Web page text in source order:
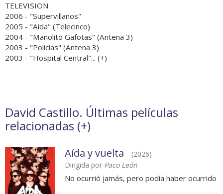
TELEVISION
2006 - "Supervillanos"
2005 - "Aida" (Telecinco)
2004 - "Manolito Gafotas" (Antena 3)
2003 - "Policias" (Antena 3)
2003 - "Hospital Central"... (+)
David Castillo. Últimas películas
relacionadas (+)
Aída y vuelta
(2026)
Dirigida por Paco León
No ocurrió jamás, pero podía haber ocurrido